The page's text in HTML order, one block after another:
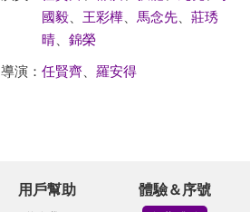
國毅、 王彩樺、 馬念先、 莊琇
晴、 錦榮
導演： 任賢齊 羅安得
用戶幫助 體驗＆序號